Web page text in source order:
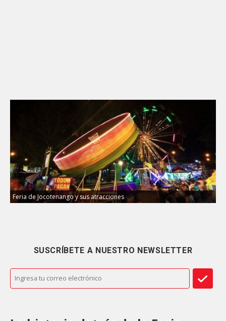
Feria de Jocotenango y sus atracciones
SUSCRÍBETE A NUESTRO NEWSLETTER